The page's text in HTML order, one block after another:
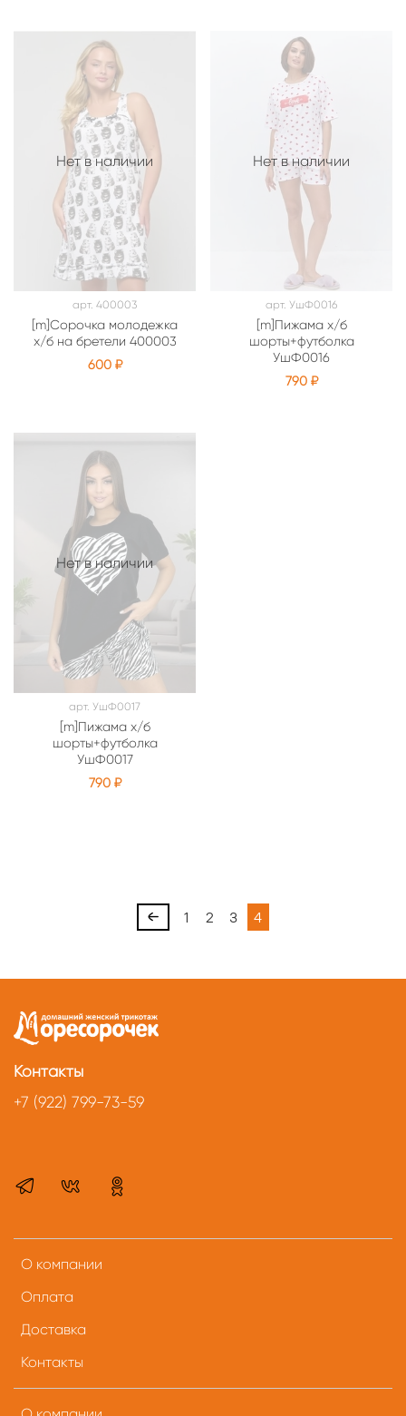
Нет в наличии
арт. 400003
[m]Сорочка молодежка
х/б на бретели 400003
600 ₽
Нет в наличии
арт. УшФ0016
[m]Пижама х/б
шорты+футболка
УшФ0016
790 ₽
Нет в наличии
арт. УшФ0017
[m]Пижама х/б
шорты+футболка
УшФ0017
790 ₽
1 2 3 4
О компании
Оплата
Доставка
Контакты
Контакты
+7 (922) 799-73-59